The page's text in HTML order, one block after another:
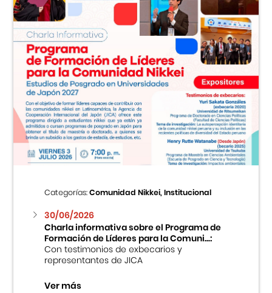
Categorías:Comunidad Nikkei, Institucional
30/06/2026
Charla informativa sobre el Programa de
Formación de Líderes para la Comuni...:
Con testimonios de exbecarios y
representantes de JICA
Ver más